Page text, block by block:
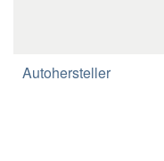
Autohersteller